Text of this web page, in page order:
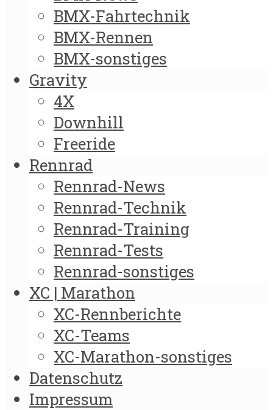
BMX-Fahrtechnik
BMX-Rennen
BMX-sonstiges
Gravity
4X
Downhill
Freeride
Rennrad
Rennrad-News
Rennrad-Technik
Rennrad-Training
Rennrad-Tests
Rennrad-sonstiges
XC | Marathon
XC-Rennberichte
XC-Teams
XC-Marathon-sonstiges
Datenschutz
Impressum